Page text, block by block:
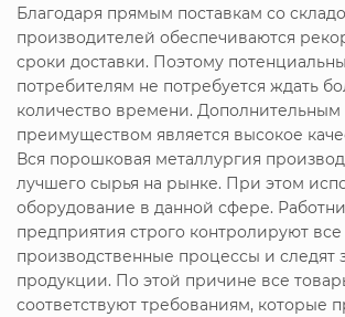
Благодаря прямым поставкам со
производителей обеспечиваются
сроки доставки. Поэтому
потребителям не потребуется ждать
количество времени. Дополнительным
преимуществом является высокое
Вся порошковая металлургия
лучшего сырья на рынке. При этом
оборудование в данной сфере.
предприятия строго контролируют все
производственные процессы и следят
продукции. По этой причине все
соответствуют требованиям, которые